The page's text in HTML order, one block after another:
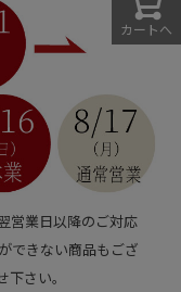
カートへ
営業日以降のご対応
できない商品もござ
さい。